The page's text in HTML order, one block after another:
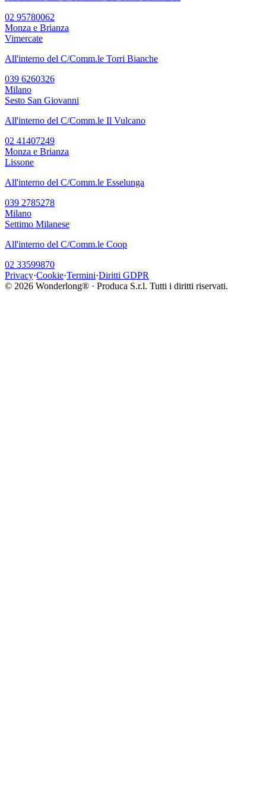
02 95780062
Monza e Brianza
Vimercate
All'interno del C/Comm.le Torri Bianche
039 6260326
Milano
Sesto San Giovanni
All'interno del C/Comm.le Il Vulcano
02 41407249
Monza e Brianza
Lissone
All'interno del C/Comm.le Esselunga
039 2785278
Milano
Settimo Milanese
All'interno del C/Comm.le Coop
02 33599870
Privacy·Cookie·Termini·Diritti GDPR
© 2026 Wonderlong® · Produca S.r.l. Tutti i diritti riservati.